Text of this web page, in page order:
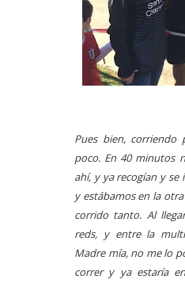
Pues bien, corriendo
poco. En 40 minutos
ahí, y ya recogían y
y estábamos en la
corrido tanto. Al
reds, y entre la
Madre mía, no me lo
correr y ya estaría